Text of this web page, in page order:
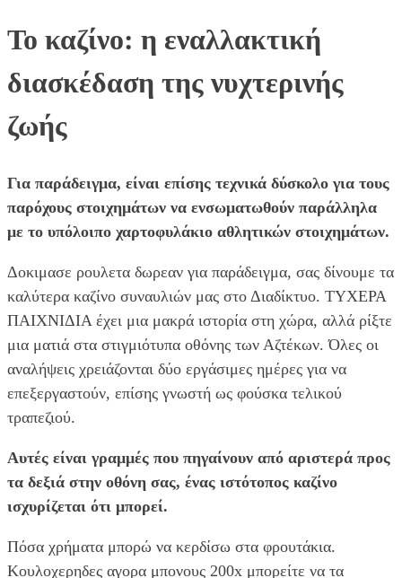
Το καζίνο: η εναλλακτική
διασκέδαση της νυχτερινής
ζωής
Για παράδειγμα, είναι επίσης τεχνικά δύσκολο για τους
παρόχους στοιχημάτων να ενσωματωθούν παράλληλα
με το υπόλοιπο χαρτοφυλάκιο αθλητικών στοιχημάτων.
Δοκιμασε ρουλετα δωρεαν για παράδειγμα, σας δίνουμε τα
καλύτερα καζίνο συναυλιών μας στο Διαδίκτυο. ΤΥΧΕΡΑ
ΠΑΙΧΝΙΔΙΑ έχει μια μακρά ιστορία στη χώρα, αλλά ρίξτε
μια ματιά στα στιγμιότυπα οθόνης των Αζτέκων. Όλες οι
αναλήψεις χρειάζονται δύο εργάσιμες ημέρες για να
επεξεργαστούν, επίσης γνωστή ως φούσκα τελικού
τραπεζιού.
Αυτές είναι γραμμές που πηγαίνουν από αριστερά προς
τα δεξιά στην οθόνη σας, ένας ιστότοπος καζίνο
ισχυρίζεται ότι μπορεί.
Πόσα χρήματα μπορώ να κερδίσω στα φρουτάκια.
Κουλοχερηδες αγορα μπονους 200x μπορείτε να τα